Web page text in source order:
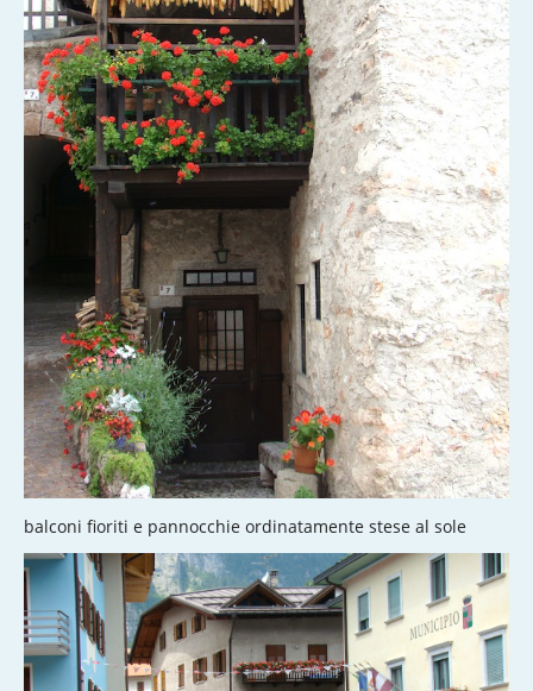
balconi fioriti e pannocchie ordinatamente stese al sole